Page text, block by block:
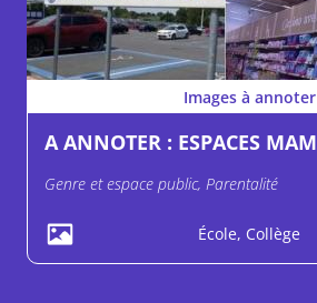
Images à annoter
A ANNOTER : ESPACES
Genre et espace public, Parentalité
École, Collège